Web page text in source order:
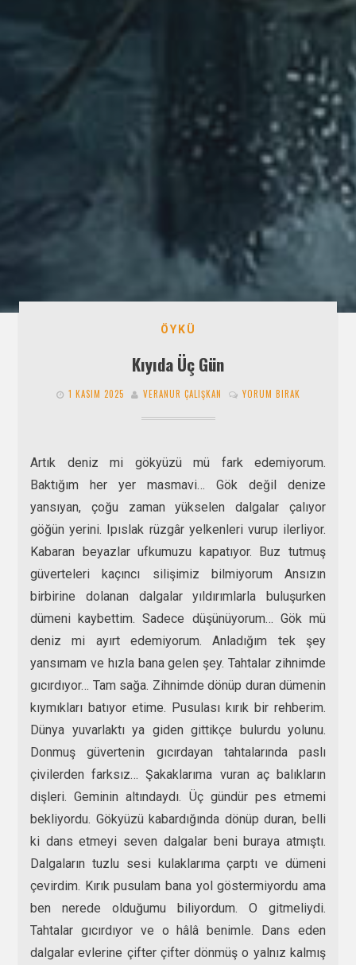
ÖYKÜ
Kıyıda Üç Gün
1 KASIM 2025 VERANUR ÇALIŞKAN YORUM BIRAK
Artık deniz mi gökyüzü mü fark edemiyorum.
Baktığım her yer masmavi… Gök değil denize
yansıyan, çoğu zaman yükselen dalgalar çalıyor
göğün yerini. Ipıslak rüzgâr yelkenleri vurup ilerliyor.
Kabaran beyazlar ufkumuzu kapatıyor. Buz tutmuş
güverteleri kaçıncı silişimiz bilmiyorum Ansızın
birbirine dolanan dalgalar yıldırımlarla buluşurken
dümeni kaybettim. Sadece düşünüyorum… Gök mü
deniz mi ayırt edemiyorum. Anladığım tek şey
yansımam ve hızla bana gelen şey. Tahtalar zihnimde
gıcırdıyor… Tam sağa. Zihnimde dönüp duran dümenin
kıymıkları batıyor etime. Pusulası kırık bir rehberim.
Dünya yuvarlaktı ya giden gittikçe bulurdu yolunu.
Donmuş güvertenin gıcırdayan tahtalarında paslı
çivilerden farksız… Şakaklarıma vuran aç balıkların
dişleri. Geminin altındaydı. Üç gündür pes etmemi
bekliyordu. Gökyüzü kabardığında dönüp duran, belli
ki dans etmeyi seven dalgalar beni buraya atmıştı.
Dalgaların tuzlu sesi kulaklarıma çarptı ve dümeni
çevirdim. Kırık pusulam bana yol göstermiyordu ama
ben nerede olduğumu biliyordum. O gitmeliydi.
Tahtalar gıcırdıyor ve o hâlâ benimle. Dans eden
dalgalar evlerine çifter çifter dönmüş o yalnız kalmış